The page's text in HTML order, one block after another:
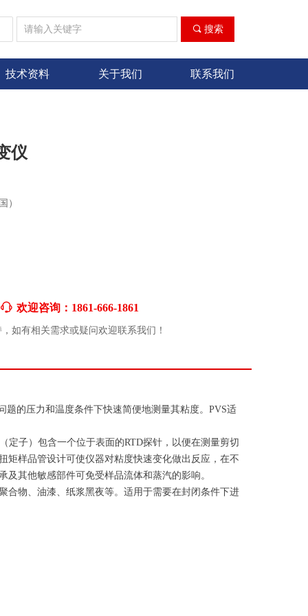
끠 搜索
技术资料 关于我们 联系我们
）
仪
的压力和温度条件下快速简便地测量其粘度。PVS适
定子）包含一个位于表面的RTD探针，以便在测量剪切
矩样品管设计可使仪器对粘度快速变化做出反应，在不
其他敏感部件可免受样品流体和蒸汽的影响。
合物、油漆、纸浆黑夜等。适用于需要在封闭条件下进
如有相关需求或疑问欢迎联系我们！
ꁱ 欢迎咨询：1861-666-1861